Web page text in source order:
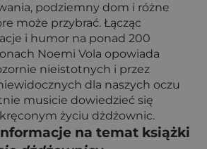
podziemny dom i różne
może przybrać. Łącząc
i humor na ponad 200
Noemi Vola opowiada
nieistotnych i przez
dla naszych oczu
musicie dowiedzieć się
życiu dżdżownic.
na temat książki